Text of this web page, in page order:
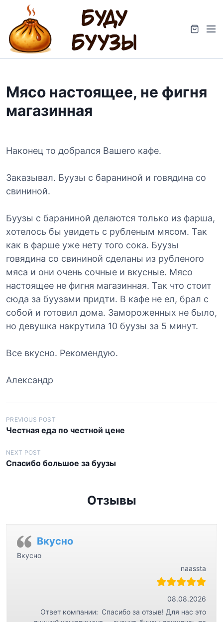
M
Мясо настоящее, не фигня
магазинная
Наконец то добрался Вашего кафе.
Заказывал. Буузы с бараниной и говядина со
свининой.
Буузы с бараниной делаются только из фарша,
хотелось бы увидеть с рубленым мясом. Так
как в фарше уже нету того сока. Буузы
говядина со свининой сделаны из рубленого
мяса и они очень сочные и вкусные. Мясо
настоящее не фигня магазинная. Так что стоит
сюда за буузами придти. В кафе не ел, брал с
собой и готовил дома. Замороженных не было,
но девушка накрутила 10 буузы за 5 минут.
Все вкусно. Рекомендую.
Александр
Н
а
в
и
и
PREVIOUS POST
Честная еда по честной цене
NEXT POST
Спасибо большое за буузы
Отзывы
Вкусно
Вкусно
naassta
08.08.2026
Ответ компании: Спасибо за отзыв! Для нас это